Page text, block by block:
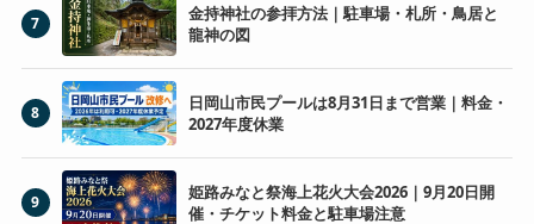
7
金持神社の参拝方法｜駐車場・札所・鳥居と
龍神の図
8
日岡山市民プールは8月31日まで営業｜料金・
2027年度休業
9
姫路みなと祭海上花火大会2026｜9月20日開
催・チケット料金と駐車場注意